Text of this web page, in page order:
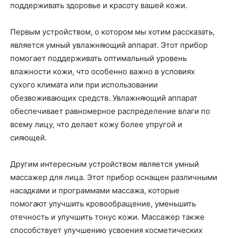
поддерживать здоровье и красоту вашей кожи.
Первым устройством, о котором мы хотим рассказать,
является умный увлажняющий аппарат. Этот прибор
помогает поддерживать оптимальный уровень
влажности кожи, что особенно важно в условиях
сухого климата или при использовании
обезвоживающих средств. Увлажняющий аппарат
обеспечивает равномерное распределение влаги по
всему лицу, что делает кожу более упругой и
сияющей.
Другим интересным устройством является умный
массажер для лица. Этот прибор оснащен различными
насадками и программами массажа, которые
помогают улучшить кровообращение, уменьшить
отечность и улучшить тонус кожи. Массажер также
способствует улучшению усвоения косметических